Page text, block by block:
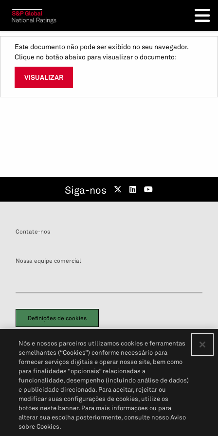
Este documento não pode ser exibido no seu navegador.
Clique no botão abaixo para visualizar o documento:
VISUALIZAR
Siga-nos
Contate-nos
Nossa equipe comercial
Definições de cookies
Política de PrivacidadePortal de privacidade do cliente (em inglês)
Não Venda Minhas Informações Pessoais© 2026 S&P Global
Nós e nossos parceiros utilizamos cookies e ferramentas
semelhantes (“Cookies”) conforme necessário para
fornecer serviços digitais e operar nosso site, bem como
para finalidades “opcionais” relacionadas a
funcionalidade, desempenho (incluindo análise de dados)
e publicidade direcionada. Para aceitar, rejeitar ou
modificar suas configurações de cookies, utilize os
botões neste banner. Para mais informações ou para
alterar sua escolha posteriormente, consulte nosso Aviso
sobre Cookies.